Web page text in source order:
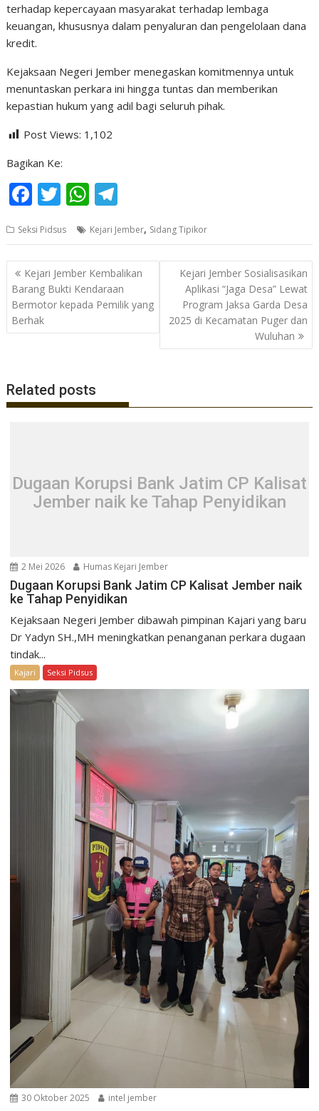
terhadap kepercayaan masyarakat terhadap lembaga
keuangan, khususnya dalam penyaluran dan pengelolaan dana
kredit.
Kejaksaan Negeri Jember menegaskan komitmennya untuk
menuntaskan perkara ini hingga tuntas dan memberikan
kepastian hukum yang adil bagi seluruh pihak.
Post Views: 1,102
Bagikan Ke:
F
e
b
o
o
k
T
itt
er
W
at
s
A
p
p
e
gr
a
m
Seksi Pidsus Kejari Jember, Sidang Tipikor
Navigasi
pos
Kejari Jember Kembalikan
Barang Bukti Kendaraan
Bermotor kepada Pemilik yang
Berhak
Kejari Jember Sosialisasikan
Aplikasi “Jaga Desa” Lewat
Program Jaksa Garda Desa
2025 di Kecamatan Puger dan
Wuluhan
Related posts
Dugaan Korupsi Bank Jatim CP Kalisat
Jember naik ke Tahap Penyidikan
2 Mei 2026 Humas Kejari Jember
Dugaan Korupsi Bank Jatim CP Kalisat Jember naik
ke Tahap Penyidikan
Kejaksaan Negeri Jember dibawah pimpinan Kajari yang baru
Dr Yadyn SH.,MH meningkatkan penanganan perkara dugaan
tindak...
Kajari Seksi Pidsus
30 Oktober 2025 intel jember